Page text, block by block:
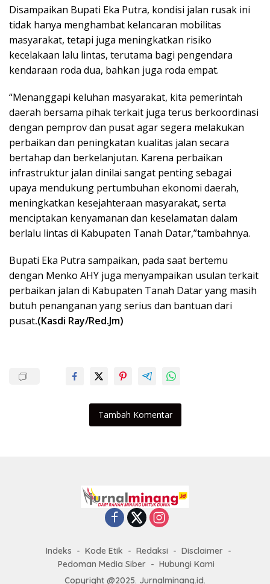
Disampaikan Bupati Eka Putra, kondisi jalan rusak ini
tidak hanya menghambat kelancaran mobilitas
masyarakat, tetapi juga meningkatkan risiko
kecelakaan lalu lintas, terutama bagi pengendara
kendaraan roda dua, bahkan juga roda empat.
“Menanggapi keluhan masyarakat, kita pemerintah
daerah bersama pihak terkait juga terus berkoordinasi
dengan pemprov dan pusat agar segera melakukan
perbaikan dan peningkatan kualitas jalan secara
bertahap dan berkelanjutan. Karena perbaikan
infrastruktur jalan dinilai sangat penting sebagai
upaya mendukung pertumbuhan ekonomi daerah,
meningkatkan kesejahteraan masyarakat, serta
menciptakan kenyamanan dan keselamatan dalam
berlalu lintas di Kabupaten Tanah Datar,”tambahnya.
Bupati Eka Putra sampaikan, pada saat bertemu
dengan Menko AHY juga menyampaikan usulan terkait
perbaikan jalan di Kabupaten Tanah Datar yang masih
butuh penanganan yang serius dan bantuan dari
pusat.(Kasdi Ray/Red.Jm)
Tambah Komentar
Indeks Kode Etik Redaksi
Disclaimer
Pedoman Media Siber
Hubungi Kami
Copyright @2025. Jurnalminang.id.